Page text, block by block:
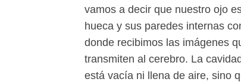
vamos a decir que nuestro ojo
hueca y sus paredes internas
donde recibimos las imágenes
transmiten al cerebro. La
está vacía ni llena de aire, sino